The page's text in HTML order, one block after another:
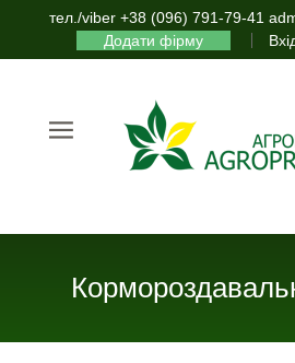
тел./viber +38 (096) 791-79-41
Додати фірму